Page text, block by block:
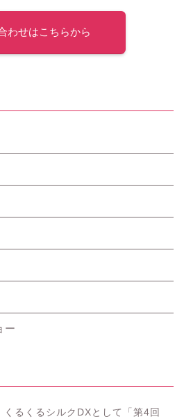
わせはこちらから
ー
くるくるシルクDXとして「第4回